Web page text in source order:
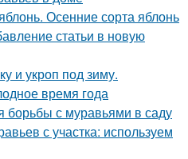
Осенние сорта яблонь
статьи в новую
и укроп под зиму.
время года
борьбы с муравьями в саду
с участка: используем